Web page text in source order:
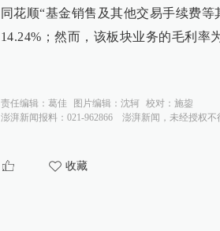
同花顺“基金销售及其他交易手续费
14.24%；然而，该板块业务的毛利率
责任编辑： 葛佳 图片编辑： 沈轲 校对： 施鋆
澎湃新闻报料：021-962866
澎湃新闻，未经授权不
收藏